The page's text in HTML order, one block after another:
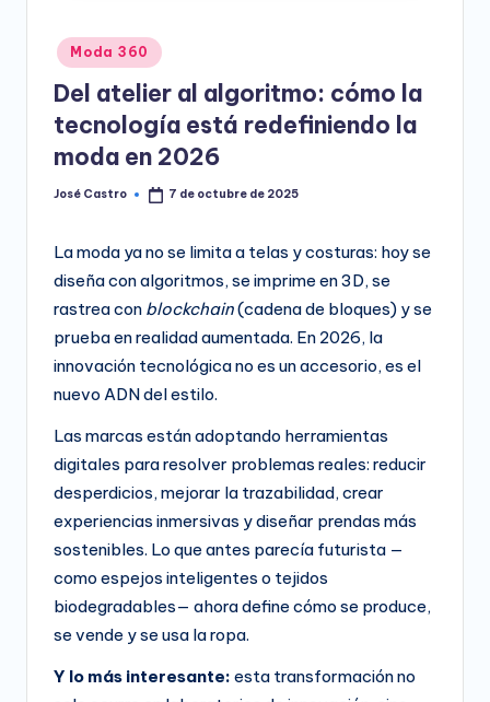
Publicado
en
Moda 360
Del atelier al algoritmo: cómo la
tecnología está redefiniendo la
moda en 2026
Publicado
José Castro 7 de octubre de 2025
La moda ya no se limita a telas y costuras: hoy se
diseña con algoritmos, se imprime en 3D, se
rastrea con blockchain(cadena de bloques) y se
prueba en realidad aumentada. En 2026, la
innovación tecnológica no es un accesorio, es el
nuevo ADN del estilo.
Las marcas están adoptando herramientas
digitales para resolver problemas reales: reducir
desperdicios, mejorar la trazabilidad, crear
experiencias inmersivas y diseñar prendas más
sostenibles. Lo que antes parecía futurista —
como espejos inteligentes o tejidos
biodegradables— ahora define cómo se produce,
se vende y se usa la ropa.
Y lo más interesante: esta transformación no